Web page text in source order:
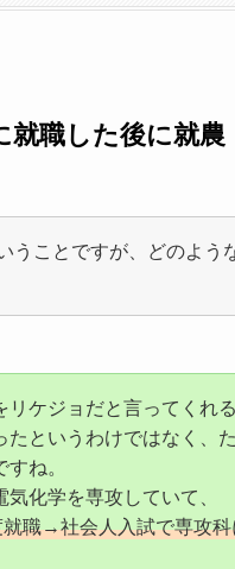
就職した後に就農
うことですが、どのよう
リケジョだと言ってく
たというわけではなく、
ね。
化学を専攻していて、
職→社会人入試で専攻